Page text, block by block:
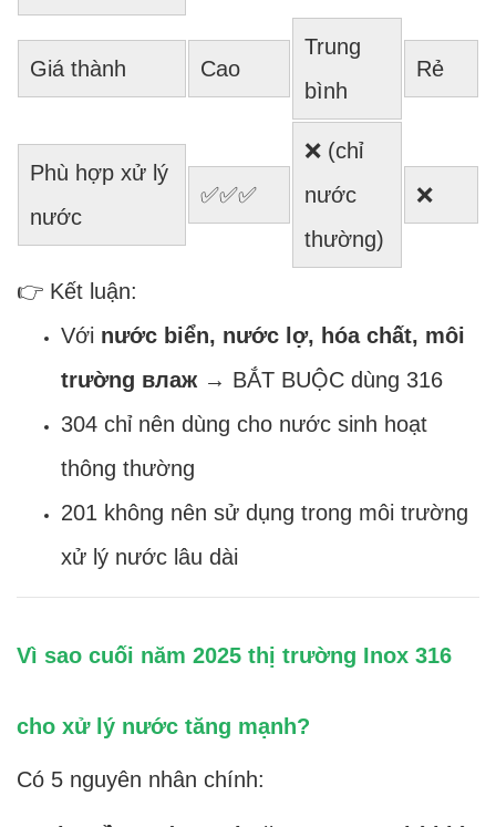
Giá thành Cao
Trung
bình
Rẻ
Phù hợp xử lý
nước
✅✅✅
❌ (chỉ
nước
thường)
❌
👉 Kết luận:
Với nước biển, nước lợ, hóa chất, môi
trường влаж → BẮT BUỘC dùng 316
304 chỉ nên dùng cho nước sinh hoạt
thông thường
201 không nên sử dụng trong môi trường
xử lý nước lâu dài
Vì sao cuối năm 2025 thị trường Inox 316
cho xử lý nước tăng mạnh?
Có 5 nguyên nhân chính: